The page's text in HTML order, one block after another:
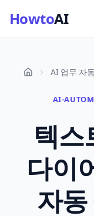
HowtoAI
AI 업무 자
AI-
텍스
다이
자